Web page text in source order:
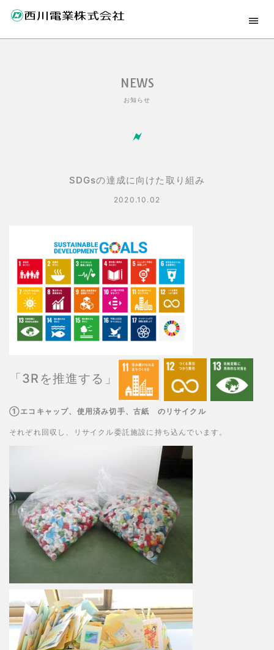
NEWS
お知らせ
SDGsの達成に向けた取り組み
2020.10.02
「3Rを推進する」
①エコキャップ、使用済み切手、古紙 のリサイクル
それぞれ回収し、リサイクル委託施設に持ち込んでいます。